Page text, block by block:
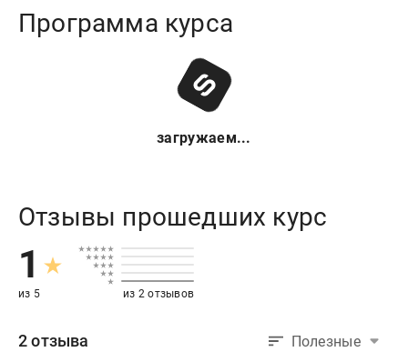
Программа курса
загружаем...
Отзывы прошедших курс
1
из 5 из 2 отзывов
2 отзыва Полезные